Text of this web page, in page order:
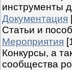
инструменты
Документация
Статьи и
Мероприятия
Конкурсы, а
сообщества